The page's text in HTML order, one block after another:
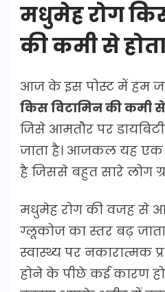
मधुमेह रोग
की कमी से
आज के इस पोस्ट में हम
किस विटामिन की कमी से
जिसे आमतौर पर
जाता है। आजकल यह
है जिससे बहुत सारे लोग
मधुमेह रोग की वजह से
ग्लूकोज का स्तर बढ़
स्वास्थ्य पर नकारात्मक
होने के पीछे कई कारण